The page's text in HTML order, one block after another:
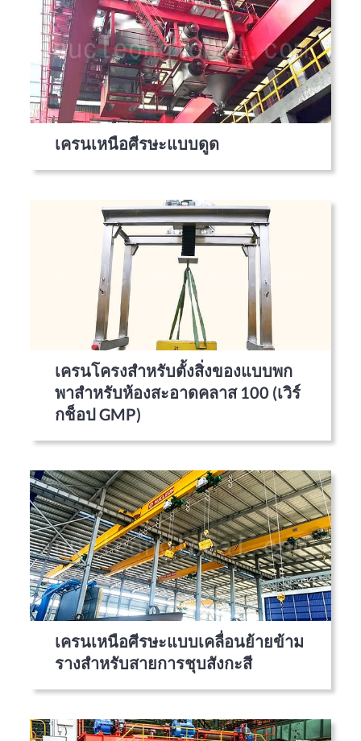
เครนเหนือศีรษะแบบดูด
เครนโครงสำหรับตั้งสิ่งของแบบพก
พาสำหรับห้องสะอาดคลาส 100 (เวิร์
กช็อป GMP)
เครนเหนือศีรษะแบบเคลื่อนย้ายข้าม
รางสำหรับสายการชุบสังกะสี